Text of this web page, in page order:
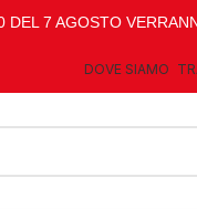
7 AGOSTO
DOVE SIAMO